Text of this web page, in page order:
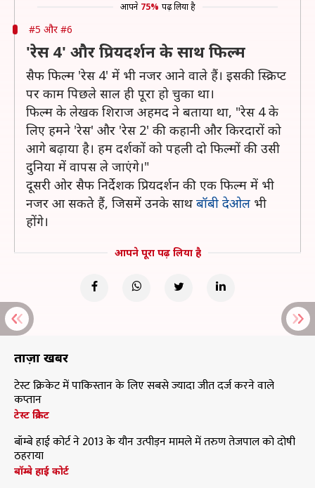
आपने 75% पढ़ लिया है
#5 और #6
'रेस 4' और प्रियदर्शन के साथ फिल्म
सैफ फिल्म 'रेस 4' में भी नजर आने वाले हैं। इसकी स्क्रिप्ट
पर काम पिछले साल ही पूरा हो चुका था।
फिल्म के लेखक शिराज अहमद ने बताया था, "रेस 4 के
लिए हमने 'रेस' और 'रेस 2' की कहानी और किरदारों को
आगे बढ़ाया है। हम दर्शकों को पहली दो फिल्मों की उसी
दुनिया में वापस ले जाएंगे।"
दूसरी ओर सैफ निर्देशक प्रियदर्शन की एक फिल्म में भी
नजर आ सकते हैं, जिसमें उनके साथ बॉबी देओल भी
होंगे।
आपने पूरा पढ़ लिया है
ताज़ा खबरें
टेस्ट क्रिकेट में पाकिस्तान के लिए सबसे ज्यादा जीत दर्ज करने वाले
कप्तान
टेस्ट क्रिकेट
बॉम्बे हाई कोर्ट ने 2013 के यौन उत्पीड़न मामले में तरुण तेजपाल को दोषी
ठहराया
बॉम्बे हाई कोर्ट